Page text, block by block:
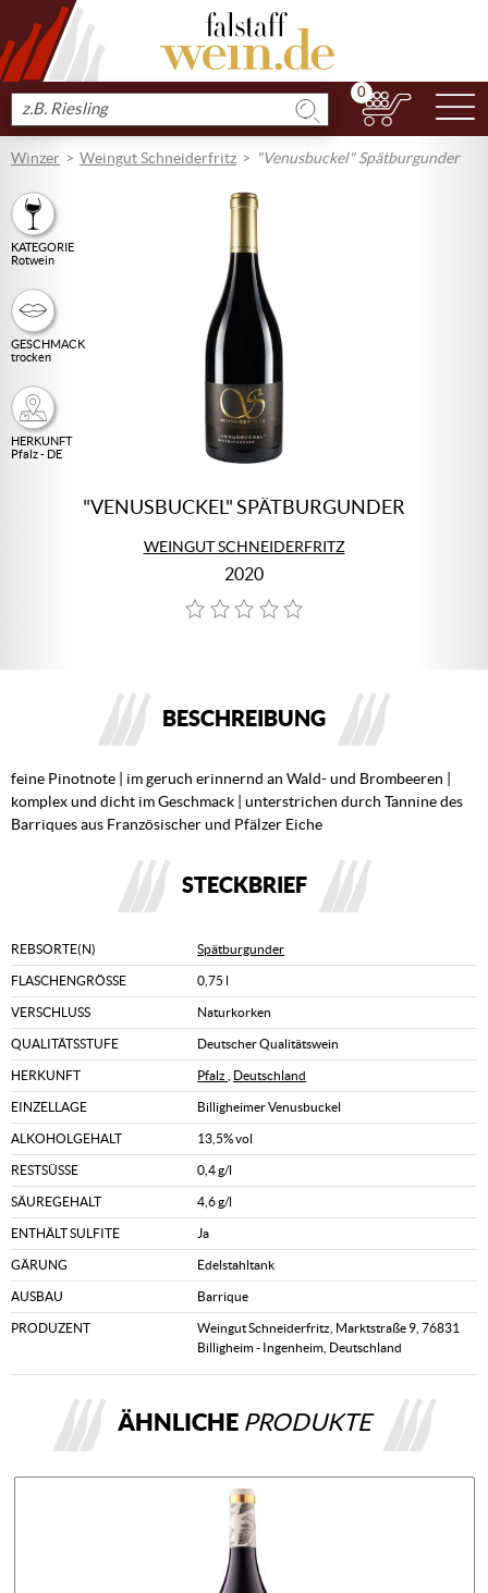
Produkt
suchen
0
Winzer Weingut Schneiderfritz "Venusbuckel" Spätburgunder
KATEGORIE
Rotwein
GESCHMACK
trocken
HERKUNFT
Pfalz - DE
"VENUSBUCKEL" SPÄTBURGUNDER
WEINGUT SCHNEIDERFRITZ
2020
BESCHREIBUNG
feine Pinotnote | im geruch erinnernd an Wald- und Brombeeren |
komplex und dicht im Geschmack | unterstrichen durch Tannine des
Barriques aus Französischer und Pfälzer Eiche
STECKBRIEF
REBSORTE(N) Spätburgunder
FLASCHENGRÖSSE 0,75 l
VERSCHLUSS Naturkorken
QUALITÄTSSTUFE Deutscher Qualitätswein
HERKUNFT Pfalz Deutschland
EINZELLAGE Billigheimer Venusbuckel
ALKOHOLGEHALT 13,5% vol
RESTSÜSSE 0,4 g/l
SÄUREGEHALT 4,6 g/l
ENTHÄLT SULFITE Ja
GÄRUNG Edelstahltank
AUSBAU Barrique
PRODUZENT
Weingut Schneiderfritz, Marktstraße 9, 76831
Billigheim - Ingenheim, Deutschland
ÄHNLICHE PRODUKTE